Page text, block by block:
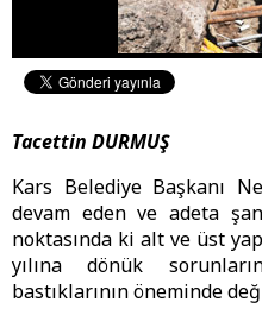
Tacettin DURMUŞ
Kars Belediye Başkanı
devam eden ve adeta
noktasında ki alt ve üst
yılına dönük
bastıklarının öneminde